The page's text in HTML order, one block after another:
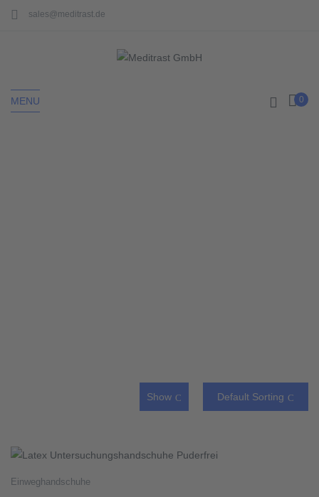
sales@meditrast.de
MENU 0
Default Sorting
Show
Einweghandschuhe